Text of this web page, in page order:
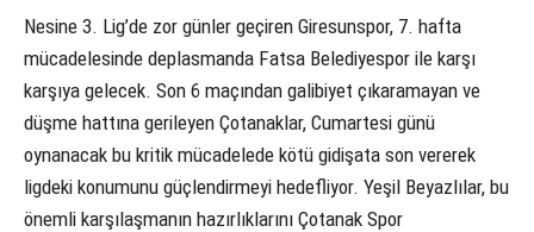
Nesine 3. Lig’de zor günler geçiren Giresunspor, 7. hafta
mücadelesinde deplasmanda Fatsa Belediyespor ile karşı
karşıya gelecek. Son 6 maçından galibiyet çıkaramayan ve
düşme hattına gerileyen Çotanaklar, Cumartesi günü
oynanacak bu kritik mücadelede kötü gidişata son vererek
ligdeki konumunu güçlendirmeyi hedefliyor. Yeşil Beyazlılar, bu
önemli karşılaşmanın hazırlıklarını Çotanak Spor